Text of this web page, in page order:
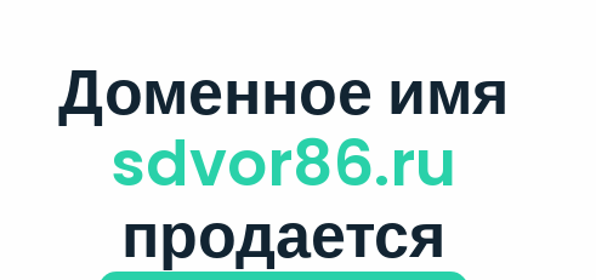
Доменное имя
sdvor86.ru
продается